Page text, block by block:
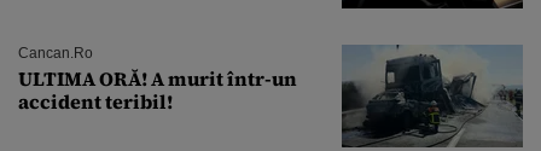
Cancan.ro
ULTIMA ORĂ! A murit într-un
accident teribil!